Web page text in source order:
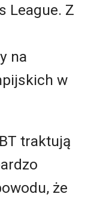
League. Z
na
w
traktują
że